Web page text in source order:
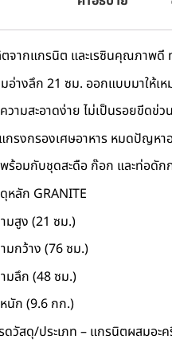
จากแกรนิต และเรซินคุณภาพดี
อ่างลึก 21 ซม. ออกแบบมาให้เห
วามสะอาดง่าย ไม่เป็นรอยขีดข่
กรงกรองเศษอาหาร หมดปัญห
ร้อมกับชุดสะดือ ก๊อก และท่อดัก
หลัก GRANITE
มสูง (21 ซม.)
มกว้าง (76 ซม.)
มลึก (48 ซม.)
นัก (9.6 กก.)
ดวัสดุ/ประเภท – แกรนิตผสมอะ